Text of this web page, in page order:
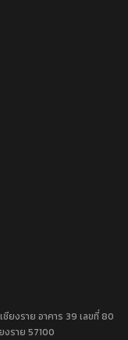
ชียงราย อาคาร 39 เลขที่ 80
งราย 57100